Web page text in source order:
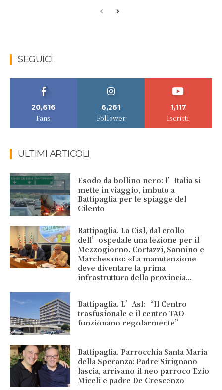
SEGUICI
20,616
Fans
6,261
Follower
1,117
Iscritti
ULTIMI ARTICOLI
Esodo da bollino nero: l’Italia si
mette in viaggio, imbuto a
Battipaglia per le spiagge del
Cilento
Battipaglia. La Cisl, dal crollo
dell’ospedale una lezione per il
Mezzogiorno. Cortazzi, Sannino e
Marchesano: «La manutenzione
deve diventare la prima
infrastruttura della provincia...
Battipaglia. L’Asl: “Il Centro
trasfusionale e il centro TAO
funzionano regolarmente”
Battipaglia. Parrocchia Santa Maria
della Speranza: Padre Sirignano
lascia, arrivano il neo parroco Ezio
Miceli e padre De Crescenzo